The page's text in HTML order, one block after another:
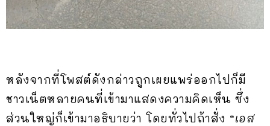
หลังจากที่โพสต์ดังกล่าวถูกเผยแพร่ออกไปก็มี
ชาวเน็ตหลายคนที่เข้ามาแสดงความคิดเห็น ซึ่ง
ส่วนใหญ่ก็เข้ามาอธิบายว่า โดยทั่วไปถ้าสั่ง “เอส